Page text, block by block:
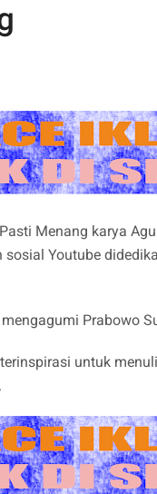
Menang karya
Youtube
Prabowo
untuk